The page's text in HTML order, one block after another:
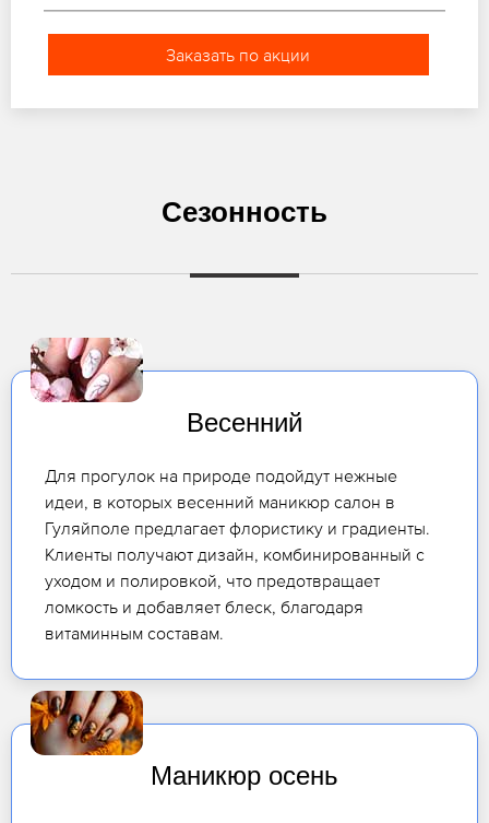
Заказать по акции
Сезонность
Весенний
Для прогулок на природе подойдут нежные
идеи, в которых весенний маникюр салон в
Гуляйполе предлагает флористику и градиенты.
Клиенты получают дизайн, комбинированный с
уходом и полировкой, что предотвращает
ломкость и добавляет блеск, благодаря
витаминным составам.
Маникюр осень